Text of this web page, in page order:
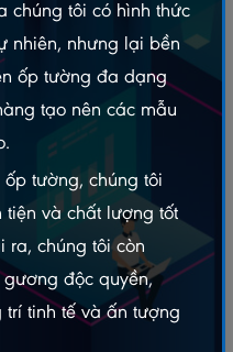
PHÙ HỢP
chúng tôi có hình thức
nhiên, nhưng lại bền
ốp tường đa dạng
tạo nên các mẫu
tường, chúng tôi
tiện và chất lượng tốt
ra, chúng tôi còn
gương độc quyền,
tinh tế và ấn tượng